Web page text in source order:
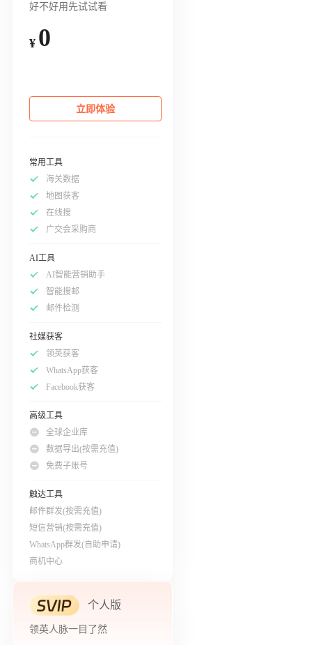
好不好用先试试看
¥ 0
立即体验
常用工具
海关数据
地图获客
在线搜
广交会采购商
AI工具
AI智能营销助手
智能搜邮
邮件检测
社媒获客
领英获客
WhatsApp获客
Facebook获客
高级工具
全球企业库
数据导出(按需充值)
免费子账号
触达工具
邮件群发(按需充值)
短信营销(按需充值)
WhatsApp群发(自助申请)
商机中心
个人版
领英人脉一目了然